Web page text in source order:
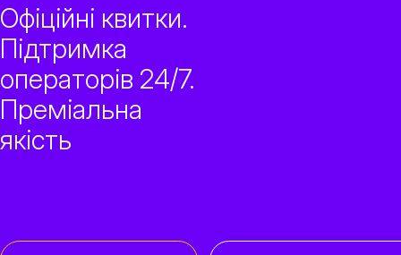
Офіційні квитки.
Підтримка
операторів 24/7.
Преміальна
якість